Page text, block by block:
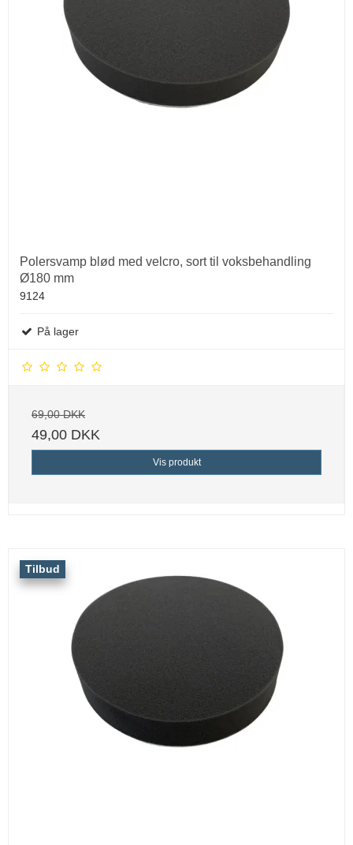
Polersvamp blød med velcro, sort til voksbehandling
Ø180 mm
9124
På lager
69,00 DKK
49,00 DKK
Vis produkt
Tilbud